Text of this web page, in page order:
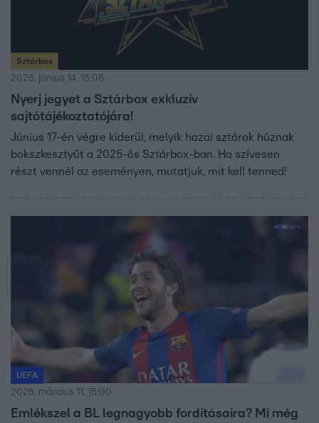
Sztárbox
2025. június 14. 15:08
Nyerj jegyet a Sztárbox exkluzív
sajtótájékoztatójára!
Június 17-én végre kiderül, melyik hazai sztárok húznak
bokszkesztyűt a 2025-ös Sztárbox-ban. Ha szívesen
részt vennél az eseményen, mutatjuk, mit kell tenned!
UEFA
2025. március 11. 15:00
Emlékszel a BL legnagyobb fordításaira? Mi még